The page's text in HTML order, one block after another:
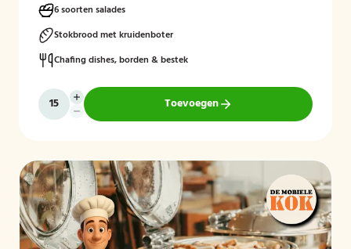
6 soorten salades
Stokbrood met kruidenboter
Chafing dishes, borden & bestek
Toevoegen